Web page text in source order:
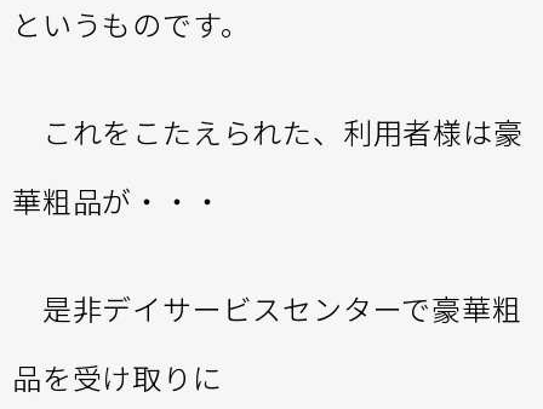
というものです。
これをこたえられた、利用者様は豪
華粗品が・・・
是非デイサービスセンターで豪華粗
品を受け取りに